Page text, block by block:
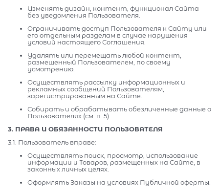
Изменять дизайн, контент, функционал Сайта
без уведомления Пользователя.
Ограничивать доступ Пользователя к Сайту или
его отдельным разделам в случае нарушения
условий настоящего Соглашения.
Удалять или перемещать любой контент,
размещенный Пользователем, по своему
усмотрению.
Осуществлять рассылку информационных и
рекламных сообщений Пользователям,
зарегистрированным на Сайте.
Собирать и обрабатывать обезличенные данные о
Пользователях (см. п. 5).
3. ПРАВА И ОБЯЗАННОСТИ ПОЛЬЗОВАТЕЛЯ
3.1. Пользователь вправе:
Осуществлять поиск, просмотр, использование
информации и Товаров, размещенных на Сайте, в
законных личных целях.
Оформлять Заказы на условиях Публичной оферты.